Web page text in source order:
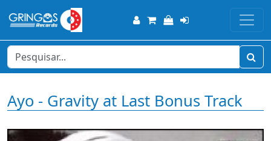
Ayo - Gravity at Last Bonus Track